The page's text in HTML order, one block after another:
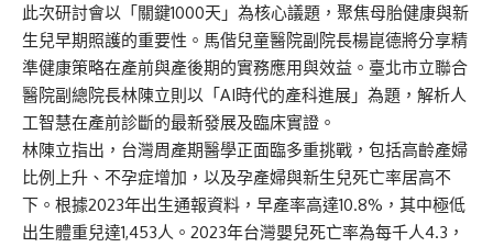
此次研討會以「關鍵1000天」為核心議題，聚焦母胎健康與新
生兒早期照護的重要性。馬偕兒童醫院副院長楊崑德將分享精
準健康策略在產前與產後期的實務應用與效益。臺北市立聯合
醫院副總院長林陳立則以「AI時代的產科進展」為題，解析人
工智慧在產前診斷的最新發展及臨床實證。
林陳立指出，台灣周產期醫學正面臨多重挑戰，包括高齡產婦
比例上升、不孕症增加，以及孕產婦與新生兒死亡率居高不
下。根據2023年出生通報資料，早產率高達10.8%，其中極低
出生體重兒達1,453人。2023年台灣嬰兒死亡率為每千人4.3，